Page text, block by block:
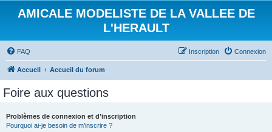
AMICALE MODELISTE DE LA VALLEE DE
L'HERAULT
FAQ Connexion
Inscription
Accueil Accueil du forum
Foire aux questions
Problèmes de connexion et d’inscription
Pourquoi ai-je besoin de m’inscrire ?